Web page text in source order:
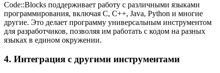
Code::Blocks поддерживает работу с различными языками
программирования, включая C, C++, Java, Python и многие
другие. Это делает программу универсальным инструментом
для разработчиков, позволяя им работать с кодом на разных
языках в едином окружении.
4. Интеграция с другими инструментами